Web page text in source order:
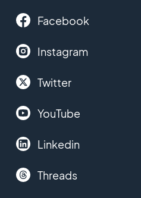
Facebook
Instagram
Twitter
YouTube
Linkedin
Threads